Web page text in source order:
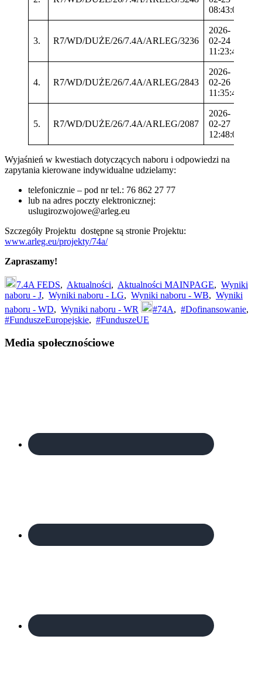
08:43:01
3. R7/WD/DUŻE/26/7.4A/ARLEG/3236
2026-
02-24
11:23:48
4. R7/WD/DUŻE/26/7.4A/ARLEG/2843
2026-
02-26
11:35:49
5. R7/WD/DUŻE/26/7.4A/ARLEG/2087
2026-
02-27
12:48:04
Wyjaśnień w kwestiach dotyczących naboru i odpowiedzi na
zapytania kierowane indywidualne udzielamy:
telefonicznie – pod nr tel.: 76 862 27 77
lub na adres poczty elektronicznej:
uslugirozwojowe@arleg.eu
Szczegóły Projektu dostępne są stronie Projektu:
www.arleg.eu/projekty/74a/
Zapraszamy!
7.4A FEDS, Aktualności, Aktualności MAINPAGE, Wyniki
naboru - J, Wyniki naboru - LG, Wyniki naboru - WB, Wyniki
naboru - WD, Wyniki naboru - WR #74A, #Dofinansowanie,
#FunduszeEuropejskie, #FunduszeUE
Footer
Media społecznościowe